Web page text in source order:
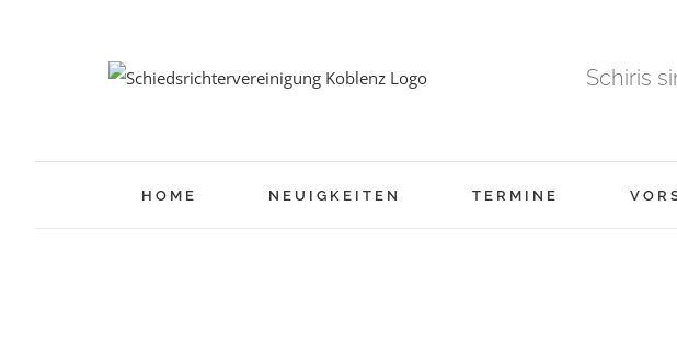
Schiris
HOME NEUIGKEITEN TERMINE
1. Lerneinheit – 2. SR-Pflicht-
-2026/27-